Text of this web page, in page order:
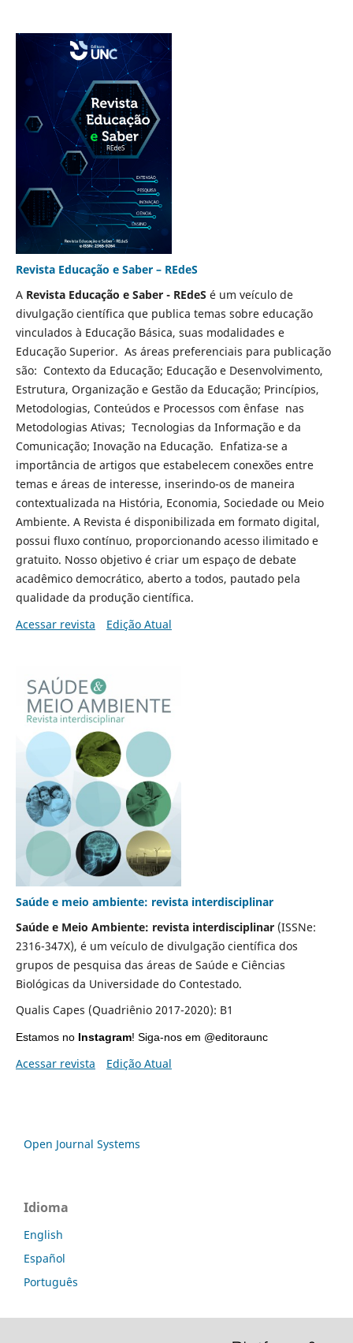
Revista Educação e Saber – REdeS
A Revista Educação e Saber - REdeS é um veículo de
divulgação científica que publica temas sobre educação
vinculados à Educação Básica, suas modalidades e
Educação Superior. As áreas preferenciais para publicação
são: Contexto da Educação; Educação e Desenvolvimento,
Estrutura, Organização e Gestão da Educação; Princípios,
Metodologias, Conteúdos e Processos com ênfase nas
Metodologias Ativas; Tecnologias da Informação e da
Comunicação; Inovação na Educação. Enfatiza-se a
importância de artigos que estabelecem conexões entre
temas e áreas de interesse, inserindo-os de maneira
contextualizada na História, Economia, Sociedade ou Meio
Ambiente. A Revista é disponibilizada em formato digital,
possui fluxo contínuo, proporcionando acesso ilimitado e
gratuito. Nosso objetivo é criar um espaço de debate
acadêmico democrático, aberto a todos, pautado pela
qualidade da produção científica.
Acessar revista
Edição Atual
Saúde e meio ambiente: revista interdisciplinar
Saúde e Meio Ambiente: revista interdisciplinar(ISSNe:
2316-347X), é um veículo de divulgação científica dos
grupos de pesquisa das áreas de Saúde e Ciências
Biológicas da Universidade do Contestado.
Qualis Capes (Quadriênio 2017-2020): B1
Estamos no Instagram! Siga-nos em @editoraunc
Acessar revista Edição Atual
Open Journal Systems
Idioma
English
Español
Português